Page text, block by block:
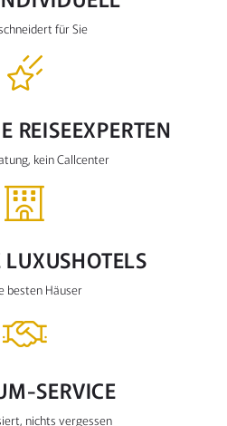
für Sie
REISEEXPERTEN
kein Callcenter
LUXUSHOTELS
besten Häuser
SERVICE
nichts vergessen